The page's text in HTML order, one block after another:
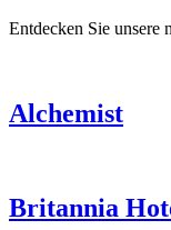
Entdecken Sie unsere
Alchemist
Britannia